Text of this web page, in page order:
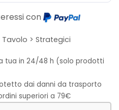
con
> Strategici
tua in 24/48 h (solo prodotti
dai danni da trasporto
superiori a 79€